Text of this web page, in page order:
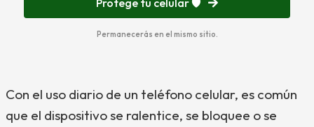
Protege tu celular 🛡️
Permanecerás en el mismo sitio.
Con el uso diario de un teléfono celular, es común
que el dispositivo se ralentice, se bloquee o se